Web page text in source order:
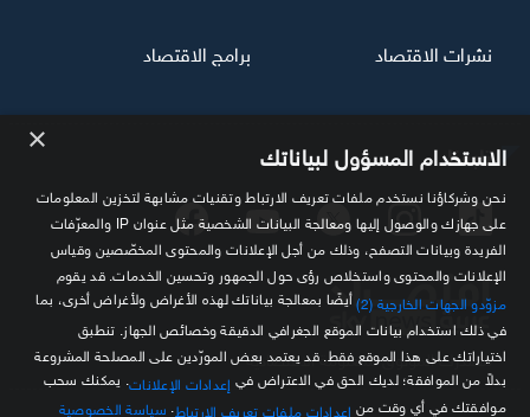
تابعنا
مصدرك الموثوق للمعلومة الاقتصادية
نشرات الاقتصاد برامج الاقتصاد
× الاستخدام المسؤول لبياناتك
نحن وشركاؤنا نستخدم ملفات تعريف الارتباط وتقنيات مشابهة لتخزين المعلومات
على جهازك والوصول إليها ومعالجة البيانات الشخصية مثل عنوان IP والمعرّفات
الفريدة وبيانات التصفح، وذلك من أجل الإعلانات والمحتوى المخصّصين وقياس
الإعلانات والمحتوى واستخلاص رؤى حول الجمهور وتحسين الخدمات. قد يقوم
مزوّدو الجهات الخارجية (2)
أيضًا بمعالجة بياناتك لهذه الأغراض ولأغراض أخرى، بما
في ذلك استخدام بيانات الموقع الجغرافي الدقيقة وخصائص الجهاز. تنطبق
اختياراتك على هذا الموقع فقط. قد يعتمد بعض المورّدين على المصلحة المشروعة
بدلاً من الموافقة؛ لديك الحق في الاعتراض في إعدادات الإعلانات . يمكنك سحب
موافقتك في أي وقت من إعدادات ملفات تعريف الارتباط سياسة الخصوصية